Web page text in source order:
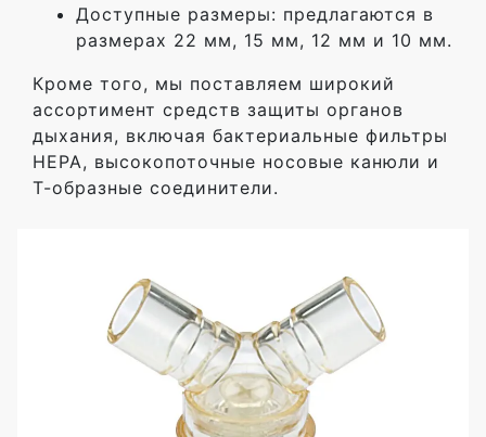
Доступные размеры: предлагаются в
размерах 22 мм, 15 мм, 12 мм и 10 мм.
Кроме того, мы поставляем широкий
ассортимент средств защиты органов
дыхания, включая бактериальные фильтры
HEPA, высокопоточные носовые канюли и
Т-образные соединители.